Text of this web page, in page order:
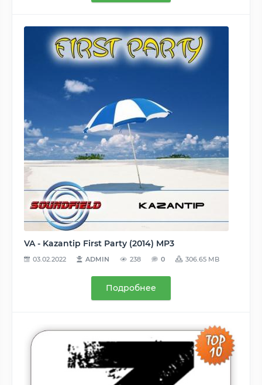
VA - Kazantip First Party (2014) MP3
03.02.2022 ADMIN 238 0 306.65 MB
Подробнее